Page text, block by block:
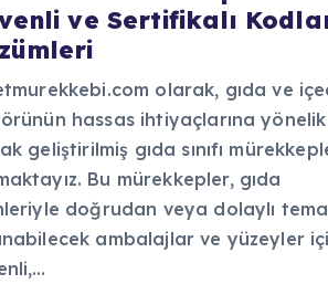
ve Sertifikalı
olarak, gıda ve
hassas ihtiyaçlarına
geliştirilmiş gıda sınıfı
Bu mürekkepler, gıda
doğrudan veya dolaylı
ambalajlar ve yüzeyler